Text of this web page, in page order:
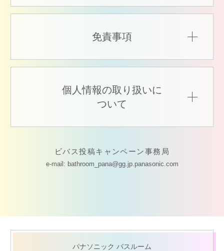
免責事項
個人情報の取り扱いに
ついて
ビバス投稿キャンペーン事務局
e-mail: bathroom_pana@gg.jp.panasonic.com
パナソニック バスルーム